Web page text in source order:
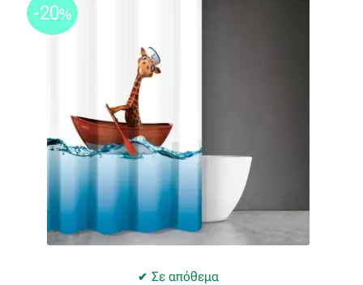
Σε απόθεμα
-20%